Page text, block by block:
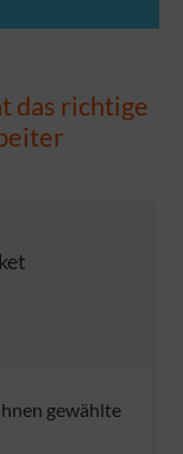
das richtige
gewählte